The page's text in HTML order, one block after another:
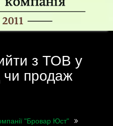
з ТОВ у
чи продаж
"Бровар Юст"